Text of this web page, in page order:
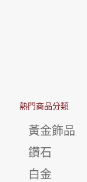
熱門商品分類
黃金飾品
鑽石
白金